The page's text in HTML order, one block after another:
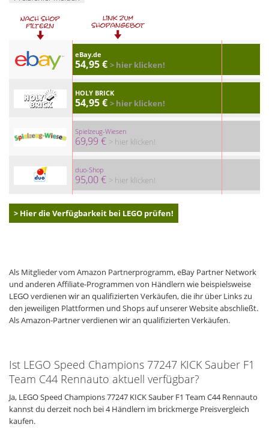
eBay.de
54,95 € > hier klicken!
HOLY BRICK
54,95 € > hier klicken!
Spielzeug-Wiesen
69,99 € > hier klicken!
duo-Shop
95,00 € > hier klicken!
> Hier die Verfügbarkeit bei LEGO prüfen!
Als Mitglieder vom Amazon Partnerprogramm, eBay Partner Network
und anderen Affiliate-Programmen von Händlern wie beispielsweise
LEGO verdienen wir an qualifizierten Verkäufen, die ihr über Links zu
den jeweiligen Plattformen und Shops auf unserer Website abschließt.
Als Amazon-Partner verdienen wir an qualifizierten Verkäufen.
Ist LEGO Speed Champions 77247 KICK Sauber F1
Team C44 Rennauto aktuell verfügbar?
Ja, LEGO Speed Champions 77247 KICK Sauber F1 Team C44 Rennauto
kannst du derzeit noch bei 4 Händlern im brickmerge Preisvergleich
kaufen.